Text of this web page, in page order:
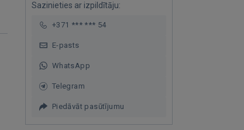
Sazinieties ar izpildītāju:
+371 *** *** 54
E-pasts
WhatsApp
Telegram
Piedāvāt pasūtījumu